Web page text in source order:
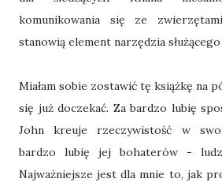
komunikowania się ze
stanowią element narzędzia
Miałam sobie zostawić tę książkę na
się już doczekać. Za bardzo lubię
John kreuje rzeczywistość w
bardzo lubię jej bohaterów -
Najważniejsze jest dla mnie to, jak